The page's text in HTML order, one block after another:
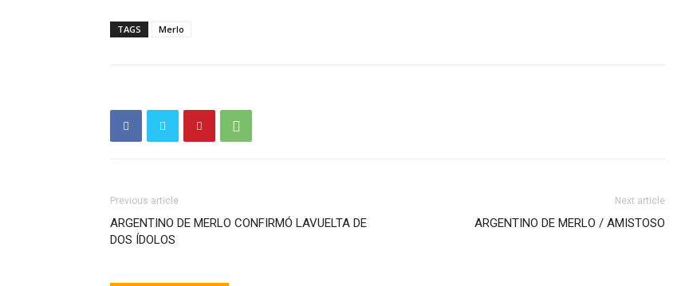
TAGS Merlo
Previous article
ARGENTINO DE MERLO CONFIRMÓ LAVUELTA DE
DOS ÍDOLOS
Next article
ARGENTINO DE MERLO / AMISTOSO